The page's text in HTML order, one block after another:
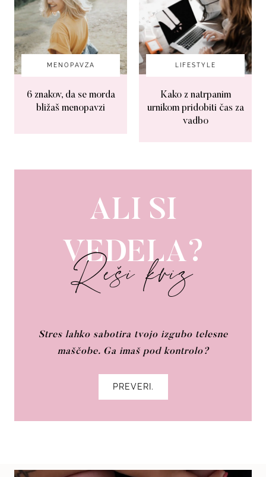
MENOPAVZA
6 znakov, da se morda
bližaš menopavzi
LIFESTYLE
Kako z natrpanim
urnikom pridobiti čas za
vadbo
ALI SI
VEDELA?
Reši kviz
Stres lahko sabotira tvojo izgubo telesne
maščobe. Ga imaš pod kontrolo?
PREVERI.